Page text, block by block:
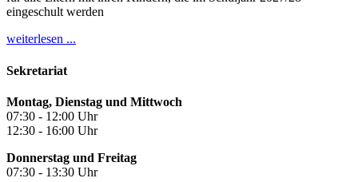
eingeschult werden
weiterlesen ...
Sekretariat
Montag, Dienstag und Mittwoch
07:30 - 12:00 Uhr
12:30 - 16:00 Uhr
Donnerstag und Freitag
07:30 - 13:30 Uhr